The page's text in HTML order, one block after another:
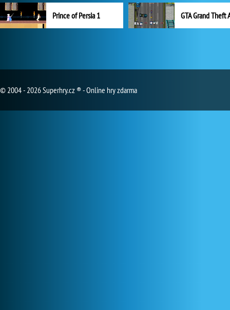
Prince of Persia 1 GTA Grand Theft
© 2004 - 2026 Superhry.cz ® - Online hry zdarma